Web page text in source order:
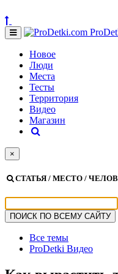
Новое
Люди
Места
Тесты
Территория
Видео
Магазин
×
СТАТЬЯ / МЕСТО /
Все темы
ProDetki Видео